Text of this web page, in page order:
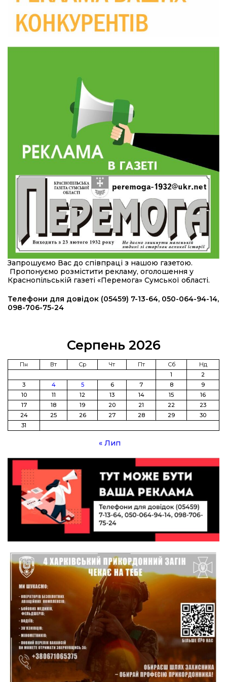
10:36
28 лип
Валентина Масалітіна: «Нас тримає віра в
Перемогу і повернення додому»
Обмежено придатний, але безмежно
вмотивований: Як колишній лісівник став асом
артилерії
490 пацієнтів та 15 відвіданих сіл: МБФ
«Альянс громадського здоров’я» підбив
підсумки роботи мобільних клінік у Сумській
області
12:24
23 лип
Покинув безпечне життя за кордоном, щоб
захистити рідну землю: пам’яті Сергія
Балабаєнка (ВІДЕО)
23 лип
Командир гармати Руслан Козирін: «Змінити
підрозділ чи бригаду – навіть думки не було»
20:36
22 лип
Нова кав’ярня в Сумах: як родина військового
з Краснопілля відкрила «Лев каву» за грантові
кошти (ВІДЕО)
14:37
21 лип
Захищав кордон до останнього подиху:
пам’яті полеглого прикордонника Олександра
Від штанги до «крил»: як спорт і характер
колишнього паверліфтера гартують перемогу
11:19
21 лип
На щиті повертається додому:
Краснопільська громада втратила 27-річного
Захисника Сергія Балабаєнка
11:00
19 лип
Музей, який був частиною життя
10:49
19 лип
Інтелектуальні злети та творчі перемоги:
історія успіху випускниці Вікторії Кондратенко
10:40
19 лип
Вірний присязі до останнього подиху:
підтримайте петицію про присвоєння звання
«Герой України» (посмертно) прикордоннику
Олександру Бойку
20:34
17 лип
Кохання попри все: як українці створюють сім’ї
13:52
15 лип
І волейбол, і хімія на “відмінно”: неймовірна
історія успіху випускниці з Краснопілля
Анастасії Гонтар
13:27
15 лип
НБУ вводить нову банкноту 2 000 грн із
портретом легендарного українця: що
зміниться для наших гаманців
13:22
Гаманець у шоці: які продукти в Україні різко
подешевшали, а за що доведеться платити
більше?
Запрошуємо Вас до співпраці з нашою газетою.
Пропонуємо розмістити рекламу, оголошення у
Краснопільській газеті «Перемога» Сумської області.
Телефони для довідок (05459) 7-13-64, 050-064-94-14,
098-706-75-24
Серпень 2026
Пн Вт Ср Чт Пт Сб
Нд
1
2
3
4 5 6 7 8
9
10
11 12 13 14 15
16
17
18 19 20 21 22
23
24
25 26 27 28 29
30
31
« Лип